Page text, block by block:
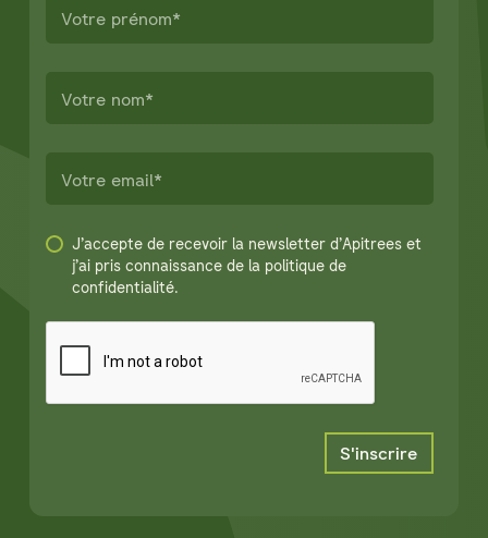
J’accepte de recevoir la newsletter d’Apitrees et
j’ai pris connaissance de la politique de
confidentialité.